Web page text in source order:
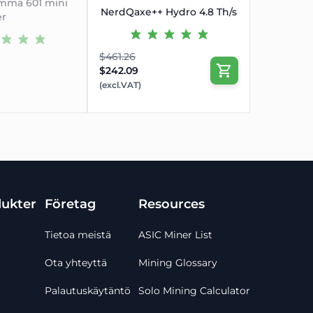
601 mini
NerdQaxe++ Hydro 4.8 Th/s
$461.26
$242.09
(excl.VAT)
Företag
Tietoa meistä
Ota yhteyttä
Palautuskäytäntö
Resources
ASIC Miner List
Mining Glossary
Solo Mining Calculator